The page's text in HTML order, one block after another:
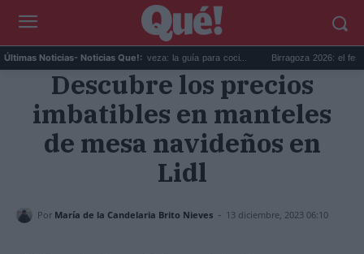
Últimas Noticias- Noticias Que!:
Día Internacional de la Cerveza: la guía para coci... Birragoza 2026: el
Descubre los precios
imbatibles en manteles
de mesa navideños en
Lidl
Por María de la Candelaria Brito Nieves - 13 diciembre, 2023 06:10